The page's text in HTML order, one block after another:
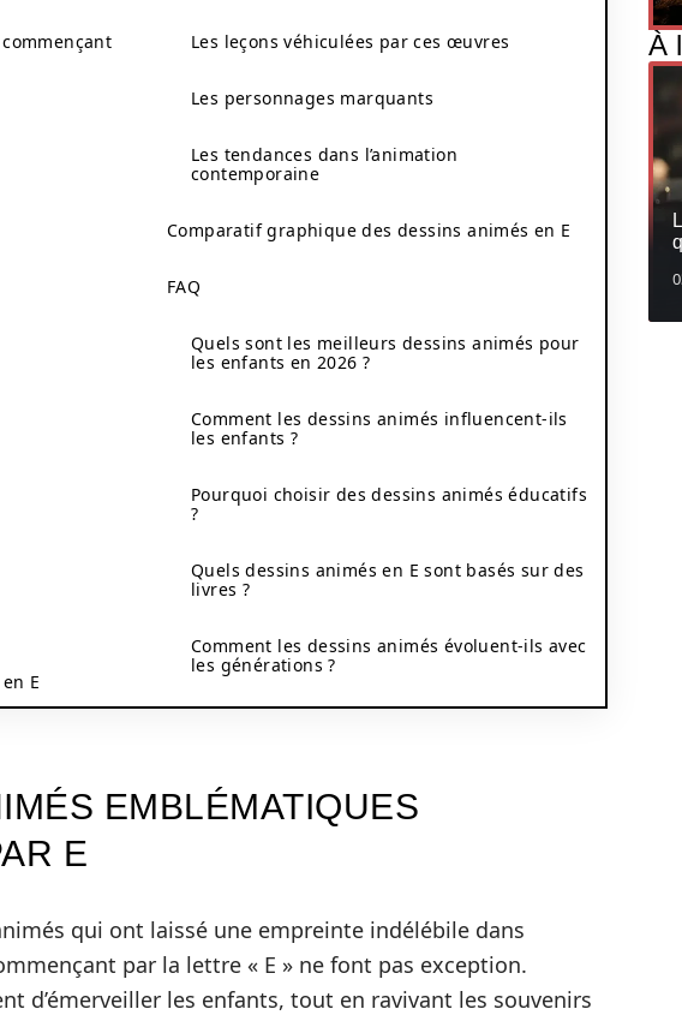
E
Les leçons véhiculées par ces œuvres
Les personnages marquants
Les tendances dans l’animation
contemporaine
Comparatif graphique des dessins animés en E
FAQ
Quels sont les meilleurs dessins animés pour
les enfants en 2026 ?
Comment les dessins animés influencent-ils
les enfants ?
Pourquoi choisir des dessins animés éducatifs
?
Quels dessins animés en E sont basés sur des
livres ?
Comment les dessins animés évoluent-ils avec
les générations ?
EMBLÉMATIQUES
E
qui ont laissé une empreinte indélébile dans
par la lettre « E » ne font pas exception.
d’émerveiller les enfants, tout en ravivant les souvenirs
À